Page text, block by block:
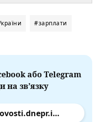
#зарплати
або Telegram
зв’язку
facebook.com/novosti.dnepr.info